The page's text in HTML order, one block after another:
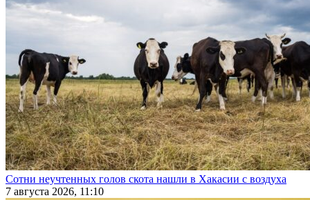
Сотни неучтенных голов скота нашли в Хакасии с воздуха
7 августа 2026, 11:10